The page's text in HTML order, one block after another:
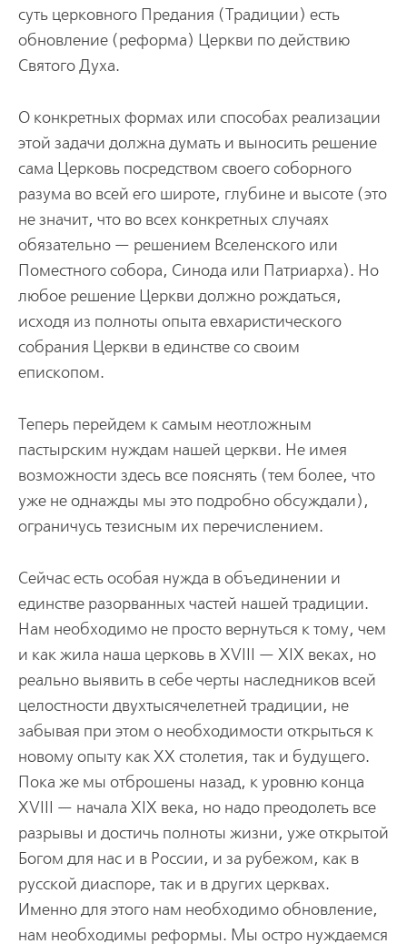
суть церковного Предания (Традиции) есть
обновление (реформа) Церкви по действию
Святого Духа.
О конкретных формах или способах реализации
этой задачи должна думать и выносить решение
сама Церковь посредством своего соборного
разума во всей его широте, глубине и высоте (это
не значит, что во всех конкретных случаях
обязательно — решением Вселенского или
Поместного собора, Синода или Патриарха). Но
любое решение Церкви должно рождаться,
исходя из полноты опыта евхаристического
собрания Церкви в единстве со своим
епископом.
Теперь перейдем к самым неотложным
пастырским нуждам нашей церкви. Не имея
возможности здесь все пояснять (тем более, что
уже не однажды мы это подробно обсуждали),
ограничусь тезисным их перечислением.
Сейчас есть особая нужда в объединении и
единстве разорванных частей нашей традиции.
Нам необходимо не просто вернуться к тому, чем
и как жила наша церковь в XVIII — XIX веках, но
реально выявить в себе черты наследников всей
целостности двухтысячелетней традиции, не
забывая при этом о необходимости открыться к
новому опыту как XX столетия, так и будущего.
Пока же мы отброшены назад, к уровню конца
XVIII — начала XIX века, но надо преодолеть все
разрывы и достичь полноты жизни, уже открытой
Богом для нас и в России, и за рубежом, как в
русской диаспоре, так и в других церквах.
Именно для этого нам необходимо обновление,
нам необходимы реформы. Мы остро нуждаемся